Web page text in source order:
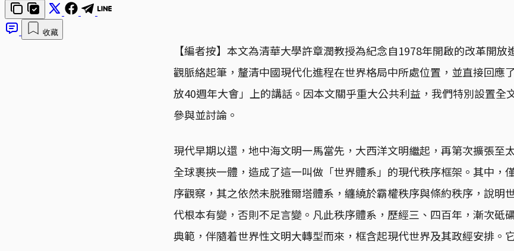
收藏
【編者按】本文為清華大學許章潤教授為紀念自1978年開啟的改革開
觀脈絡起筆，釐清中國現代化進程在世界格局中所處位置，並直接回應
放40週年大會」上的講話。因本文關乎重大公共利益，我們特別設置全
參與並討論。
現代早期以還，地中海文明一馬當先，大西洋文明繼起，再第次擴張至
全球裹挾一體，造成了這一叫做「世界體系」的現代秩序框架。其中，
序觀察，其之依然未脱雅爾塔體系，纏繞於霸權秩序與條約秩序，說明
代根本有變，否則不足言變。凡此秩序體系，歷經三、四百年，漸次砥
典範，伴隨着世界性文明大轉型而來，框含起現代世界及其政經安排。